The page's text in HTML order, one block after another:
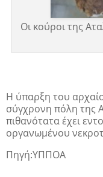
Οι κούροι της
Η ύπαρξη του
σύγχρονη πόλη της
πιθανότατα έχει
οργανωμένου
Πηγή:ΥΠΠΟΑ